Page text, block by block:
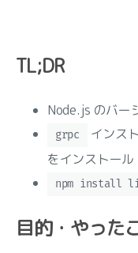
TL;DR
Node.js のバー
grpc インス
をインストール
npm install
目的・やった